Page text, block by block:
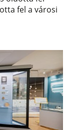
fel a városi